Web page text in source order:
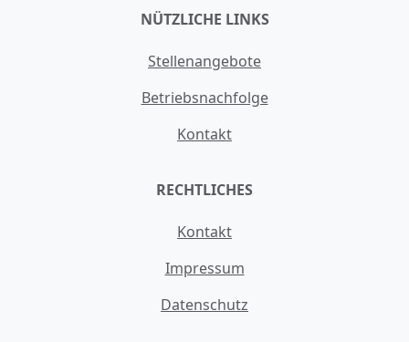
NÜTZLICHE LINKS
Stellenangebote
Betriebsnachfolge
Kontakt
RECHTLICHES
Kontakt
Impressum
Datenschutz